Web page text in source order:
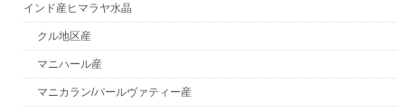
インド産ヒマラヤ水晶
クル地区産
マニハール産
マニカラン/パールヴァティー産